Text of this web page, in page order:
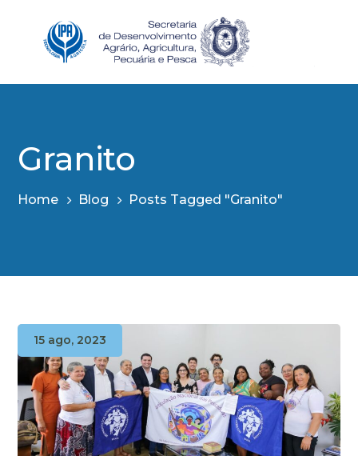
Granito
Home Blog Posts Tagged "Granito"
15 ago, 2023